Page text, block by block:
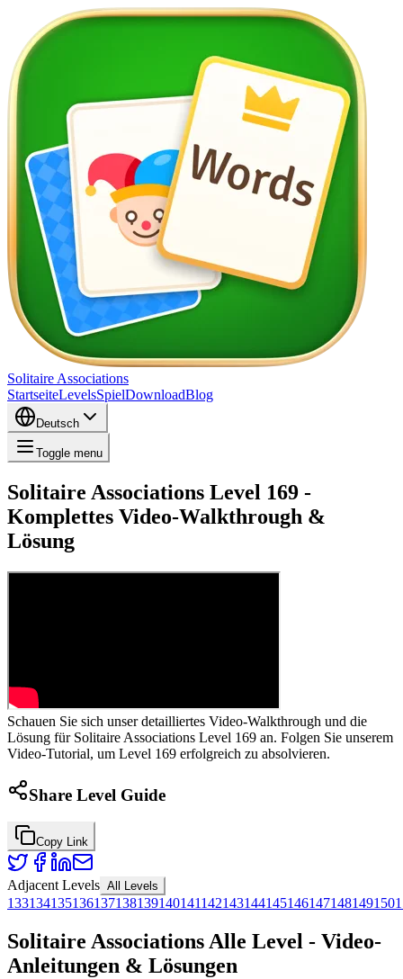
Solitaire Associations
StartseiteLevelsSpielDownloadBlog
Deutsch
Toggle menu
Solitaire Associations Level 169 -
Komplettes Video-Walkthrough &
Lösung
Schauen Sie sich unser detailliertes Video-Walkthrough und die
Lösung für Solitaire Associations Level 169 an. Folgen Sie unserem
Video-Tutorial, um Level 169 erfolgreich zu absolvieren.
Share Level Guide
Copy Link
Adjacent Levels All Levels
133134135136137138139140141142143144145146147148149150
Solitaire Associations Alle Level - Video-
Anleitungen & Lösungen